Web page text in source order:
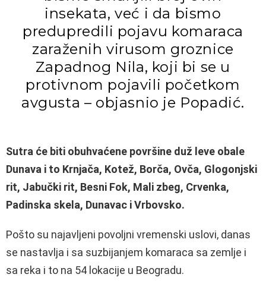
insekata, već i da bismo
predupredili pojavu komaraca
zaraženih virusom groznice
Zapadnog Nila, koji bi se u
protivnom pojavili početkom
avgusta – objasnio je Popadić.
Sutra će biti obuhvaćene površine duž leve obale
Dunava i to Krnjača, Kotež, Borča, Ovča, Glogonjski
rit, Jabučki rit, Besni Fok, Mali zbeg, Crvenka,
Padinska skela, Dunavac i Vrbovsko.
Pošto su najavljeni povoljni vremenski uslovi, danas
se nastavlja i sa suzbijanjem komaraca sa zemlje i
sa reka i to na 54 lokacije u Beogradu.